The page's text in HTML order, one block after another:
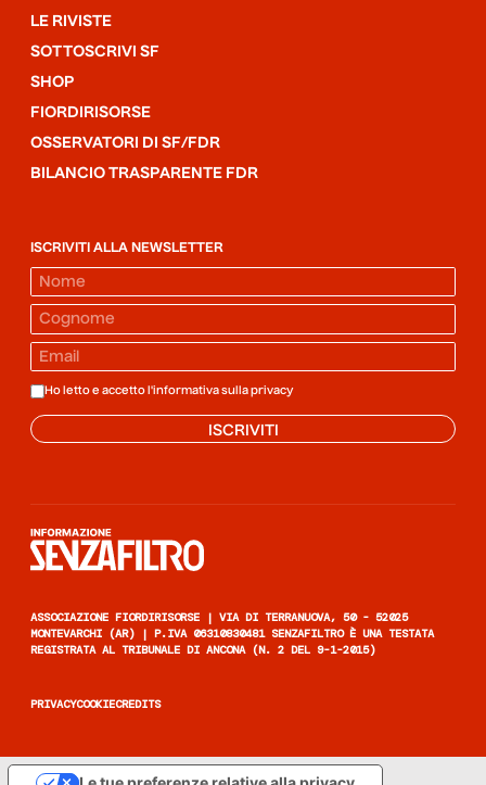
LE RIVISTE
SOTTOSCRIVI SF
SHOP
FIORDIRISORSE
OSSERVATORI DI SF/FDR
BILANCIO TRASPARENTE FDR
ISCRIVITI ALLA NEWSLETTER
Ho letto e accetto l'informativa sulla privacy
ISCRIVITI
ASSOCIAZIONE FIORDIRISORSE | VIA DI TERRANUOVA, 50 - 52025
MONTEVARCHI (AR) | P.IVA 06310830481 SENZAFILTRO È UNA TESTATA
REGISTRATA AL TRIBUNALE DI ANCONA (N. 2 DEL 9-1-2015)
PRIVACYCOOKIECREDITS